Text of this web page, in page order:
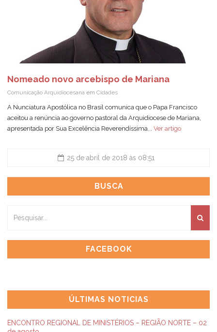
Nomeado novo arcebispo de Mariana
Comunicação Arquidiocesana em Cidades
A Nunciatura Apostólica no Brasil comunica que o Papa Francisco
aceitou a renúncia ao governo pastoral da Arquidiocese de Mariana,
apresentada por Sua Excelência Reverendíssima... Ver artigo
25 de abril de 2018 às 08:51
BUSCA
FACEBOOK
ÚLTIMAS NOTICIAS
ENCONTRO REGIONAL DE MINISTÉRIOS – REGIÃO NORTE – 02